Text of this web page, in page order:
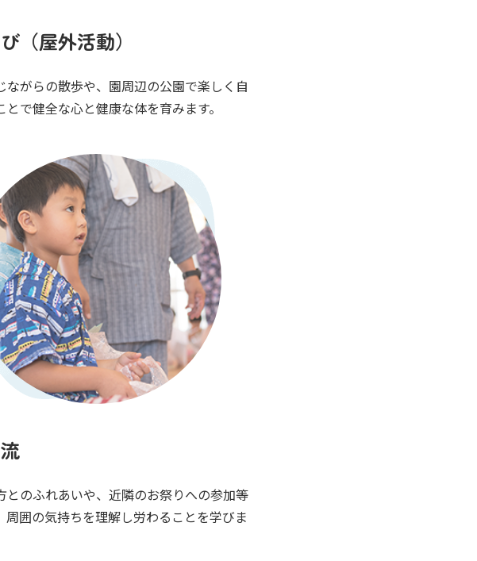
（屋外活動）
ながらの散歩や、園周辺の公園で楽しく自
とで健全な心と健康な体を育みます。
とのふれあいや、近隣のお祭りへの参加等
周囲の気持ちを理解し労わることを学びま